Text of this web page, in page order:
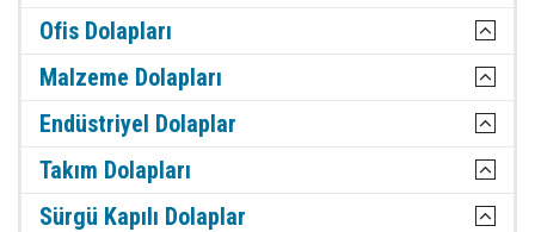
Ofis Dolapları
Malzeme Dolapları
Endüstriyel Dolaplar
Takım Dolapları
Sürgü Kapılı Dolaplar